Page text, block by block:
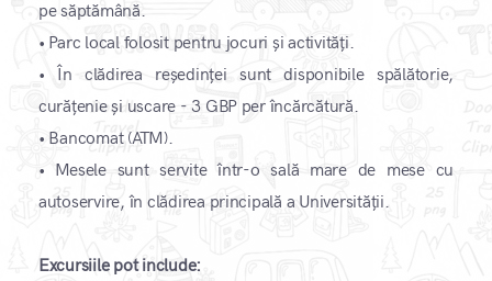
pe săptămână.
• Parc local folosit pentru jocuri și activități.
• În clădirea reședinței sunt disponibile spălătorie,
curățenie și uscare - 3 GBP per încărcătură.
• Bancomat (ATM).
• Mesele sunt servite într-o sală mare de mese cu
autoservire, în clădirea principală a Universității.
Excursiile pot include: